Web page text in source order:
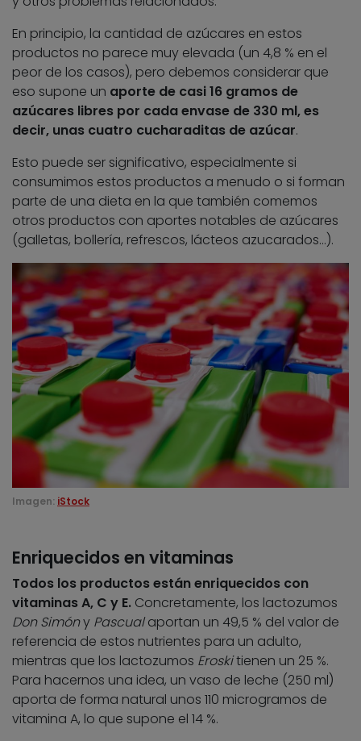
En principio, la cantidad de azúcares en estos
productos no parece muy elevada (un 4,8 % en el
peor de los casos), pero debemos considerar que
eso supone un aporte de casi 16 gramos de
azúcares libres por cada envase de 330 ml, es
decir, unas cuatro cucharaditas de azúcar.
Esto puede ser significativo, especialmente si
consumimos estos productos a menudo o si forman
parte de una dieta en la que también comemos
otros productos con aportes notables de azúcares
(galletas, bollería, refrescos, lácteos azucarados…).
Imagen: iStock
Enriquecidos en vitaminas
Todos los productos están enriquecidos con
vitaminas A, C y E. Concretamente, los lactozumos
Don Simóny Pascualaportan un 49,5 % del valor de
referencia de estos nutrientes para un adulto,
mientras que los lactozumos Eroskitienen un 25 %.
Para hacernos una idea, un vaso de leche (250 ml)
aporta de forma natural unos 110 microgramos de
vitamina A, lo que supone el 14 %.